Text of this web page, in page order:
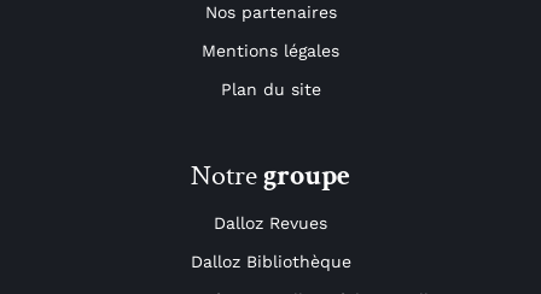
Nos partenaires
Mentions légales
Plan du site
Notregroupe
Dalloz Revues
Dalloz Bibliothèque